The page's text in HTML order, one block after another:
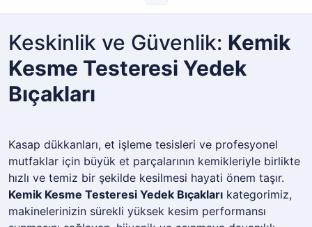
Keskinlik ve Güvenlik: Kemik
Kesme Testeresi Yedek
Bıçakları
Kasap dükkanları, et işleme tesisleri ve profesyonel
mutfaklar için büyük et parçalarının kemikleriyle birlikte
hızlı ve temiz bir şekilde kesilmesi hayati önem taşır.
Kemik Kesme Testeresi Yedek Bıçakları kategorimiz,
makinelerinizin sürekli yüksek kesim performansı